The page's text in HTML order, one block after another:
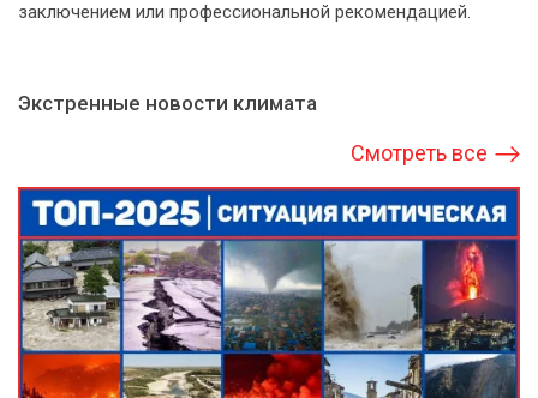
заключением или профессиональной рекомендацией.
Экстренные новости климата
Смотреть все